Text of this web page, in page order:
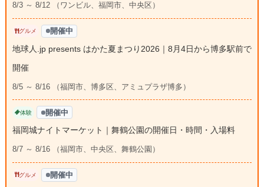
8/3 ～ 8/12 （ワンビル、福岡市、中央区）
グルメ 開催中
地球人.jp presents はかた夏まつり2026｜8月4日から博多駅前で
開催
8/5 ～ 8/16 （福岡市、博多区、アミュプラザ博多）
体験 開催中
福岡城ナイトマーケット｜舞鶴公園の開催日・時間・入場料
8/7 ～ 8/16 （福岡市、中央区、舞鶴公園）
グルメ 開催中